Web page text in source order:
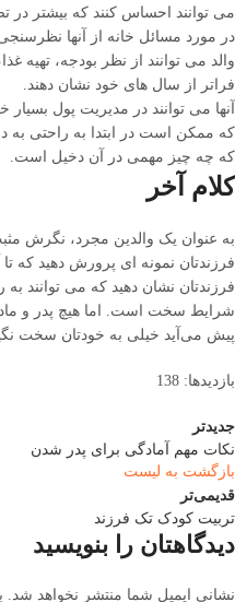
می توانند احساس کنند که بیشتر در
در مورد مسائل خانه از آنها
والد می توانند از نظر بودجه، تهیه
فراتر از سال های خود نشان دهند.
آنها می توانند در مدیریت پول
که ممکن است در ابتدا به راحتی به
که چه چیز مهمی در آن دخیل است.
کلام آخر
به عنوان یک والدین مجرد، نگرش
فرزندتان نمونه ای پرورش دهید که
فرزندتان نشان دهید که می توانند
شرایط سخت است. اما هیچ پدر و
پیش می‌آید خیلی به خودتان سخت
بازدیدها: 138
جدیدتر
نکات مهم آمادگی برای پدر شدن
بازگشت به لیست
قدیمی‌تر
تربیت کودک تک فرزند
دیدگاهتان را بنویسید
نشانی ایمیل شما منتشر نخواهد شد.